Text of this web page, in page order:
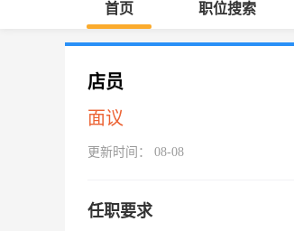
首页 职位搜索
店员
面议
更新时间： 08-08
任职要求